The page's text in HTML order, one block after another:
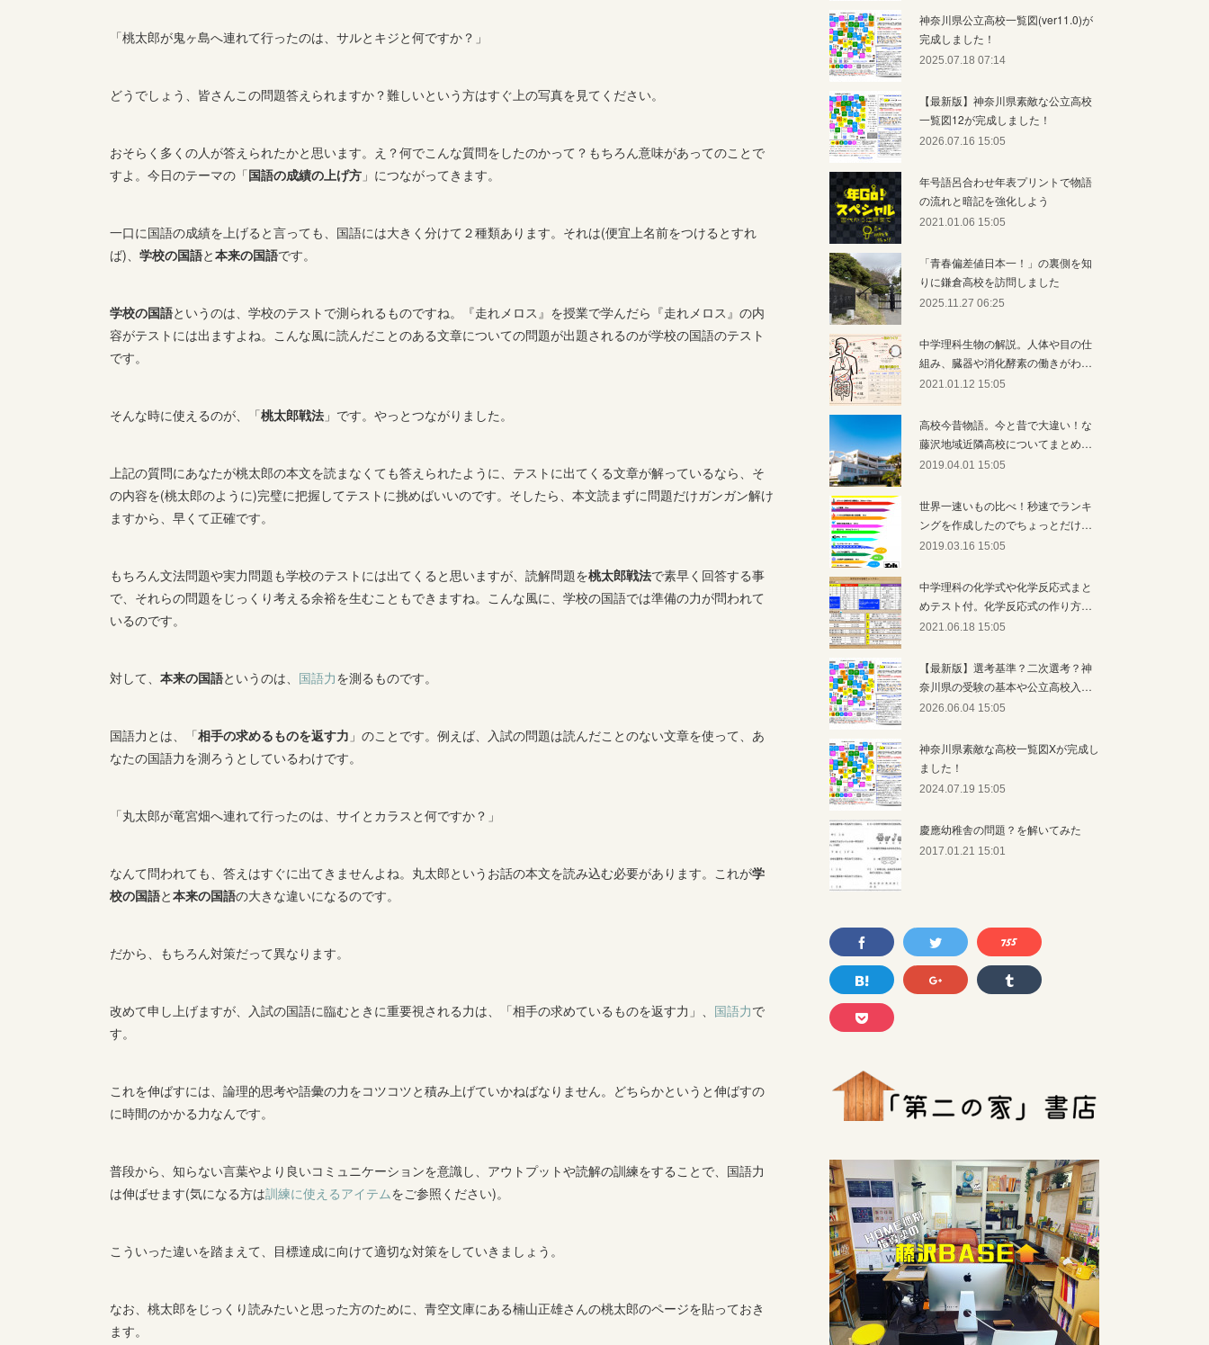
「桃太郎が鬼ヶ島へ連れて行ったのは、サルとキジと何ですか？」
どうでしょう、皆さんこの問題答えられますか？難しいという方はすぐ上の写真を見てください。
おそらく多くの人が答えられたかと思います。え？何でこんな質問をしたのかって？もちろん意味があってのことで
すよ。今日のテーマの「国語の成績の上げ方 」につながってきます。
一口に国語の成績を上げると言っても、国語には大きく分けて２種類あります。それは(便宜上名前をつけるとすれ
ば)、 学校の国語と本来の国語です。
学校の国語というのは、学校のテストで測られるものですね。『走れメロス』を授業で学んだら『走れメロス』の内
容がテストには出ますよね。こんな風に読んだことのある文章についての問題が出題されるのが学校の国語のテスト
です。
そんな時に使えるのが、「桃太郎戦法 」です。やっとつながりました。
上記の質問にあなたが桃太郎の本文を読まなくても答えられたように、テストに出てくる文章が解っているなら、そ
の内容を(桃太郎のように)完璧に把握してテストに挑めばいいのです。そしたら、本文読まずに問題だけガンガン解け
ますから、早くて正確です。
もちろん文法問題や実力問題も学校のテストには出てくると思いますが、読解問題を桃太郎戦法で素早く回答する事
で、それらの問題をじっくり考える余裕を生むこともできますね。こんな風に、学校の国語では準備の力が問われて
いるのです。
対して、 本来の国語というのは、 国語力を測るものです。
国語力とは、「相手の求めるものを返す力 」のことです。例えば、入試の問題は読んだことのない文章を使って、あ
なたの国語力を測ろうとしているわけです。
「丸太郎が竜宮畑へ連れて行ったのは、サイとカラスと何ですか？」
なんて問われても、答えはすぐに出てきませんよね。丸太郎というお話の本文を読み込む必要があります。これが学
校の国語と本来の国語の大きな違いになるのです。
だから、もちろん対策だって異なります。
改めて申し上げますが、入試の国語に臨むときに重要視される力は、「相手の求めているものを返す力」、 国語力で
す。
これを伸ばすには、論理的思考や語彙の力をコツコツと積み上げていかねばなりません。どちらかというと伸ばすの
に時間のかかる力なんです。
普段から、知らない言葉やより良いコミュニケーションを意識し、アウトプットや読解の訓練をすることで、国語力
は伸ばせます(気になる方は訓練に使えるアイテムをご参照ください)。
こういった違いを踏まえて、目標達成に向けて適切な対策をしていきましょう。
なお、桃太郎をじっくり読みたいと思った方のために、青空文庫にある楠山正雄さんの桃太郎のページを貼っておき
ます。
神奈川県公立高校一覧図(ver11.0)が
完成しました！
2025.07.18 07:14
【最新版】神奈川県素敵な公立高校
一覧図12が完成しました！
2026.07.16 15:05
年号語呂合わせ年表プリントで物語
の流れと暗記を強化しよう
2021.01.06 15:05
「青春偏差値日本一！」の裏側を知
りに鎌倉高校を訪問しました
2025.11.27 06:25
中学理科生物の解説。人体や目の仕
組み、臓器や消化酵素の働きがわ…
2021.01.12 15:05
高校今昔物語。今と昔で大違い！な
藤沢地域近隣高校についてまとめ…
2019.04.01 15:05
世界一速いもの比べ！秒速でランキ
ングを作成したのでちょっとだけ…
2019.03.16 15:05
中学理科の化学式や化学反応式まと
めテスト付。化学反応式の作り方…
2021.06.18 15:05
【最新版】選考基準？二次選考？神
奈川県の受験の基本や公立高校入…
2026.06.04 15:05
神奈川県素敵な高校一覧図Xが完成し
ました！
2024.07.19 15:05
慶應幼稚舎の問題？を解いてみた
2017.01.21 15:01